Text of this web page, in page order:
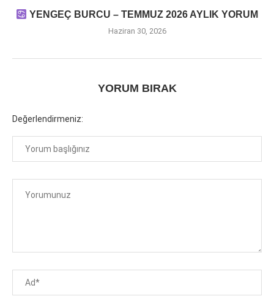
YENGEÇ BURCU – TEMMUZ 2026 AYLIK YORUM
Haziran 30, 2026
YORUM BIRAK
Değerlendirmeniz: